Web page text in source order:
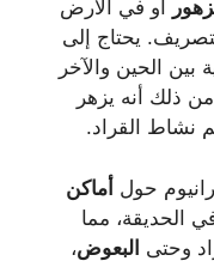
أو في الأرض
يحتاج إلى
بين الحين والآخر
ذلك أنه يزهر
نشاط القراد.
حول أماكن
الحديقة، مما
وحتى البعوض،